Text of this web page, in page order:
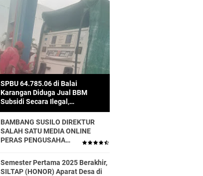
SPBU 64.785.06 di Balai
Karangan Diduga Jual BBM
Subsidi Secara Ilegal,
Masyarakat Dirugikan!
BAMBANG SUSILO DIREKTUR
SALAH SATU MEDIA ONLINE
PERAS PENGUSAHA
Semester Pertama 2025 Berakhir,
SILTAP (HONOR) Aparat Desa di